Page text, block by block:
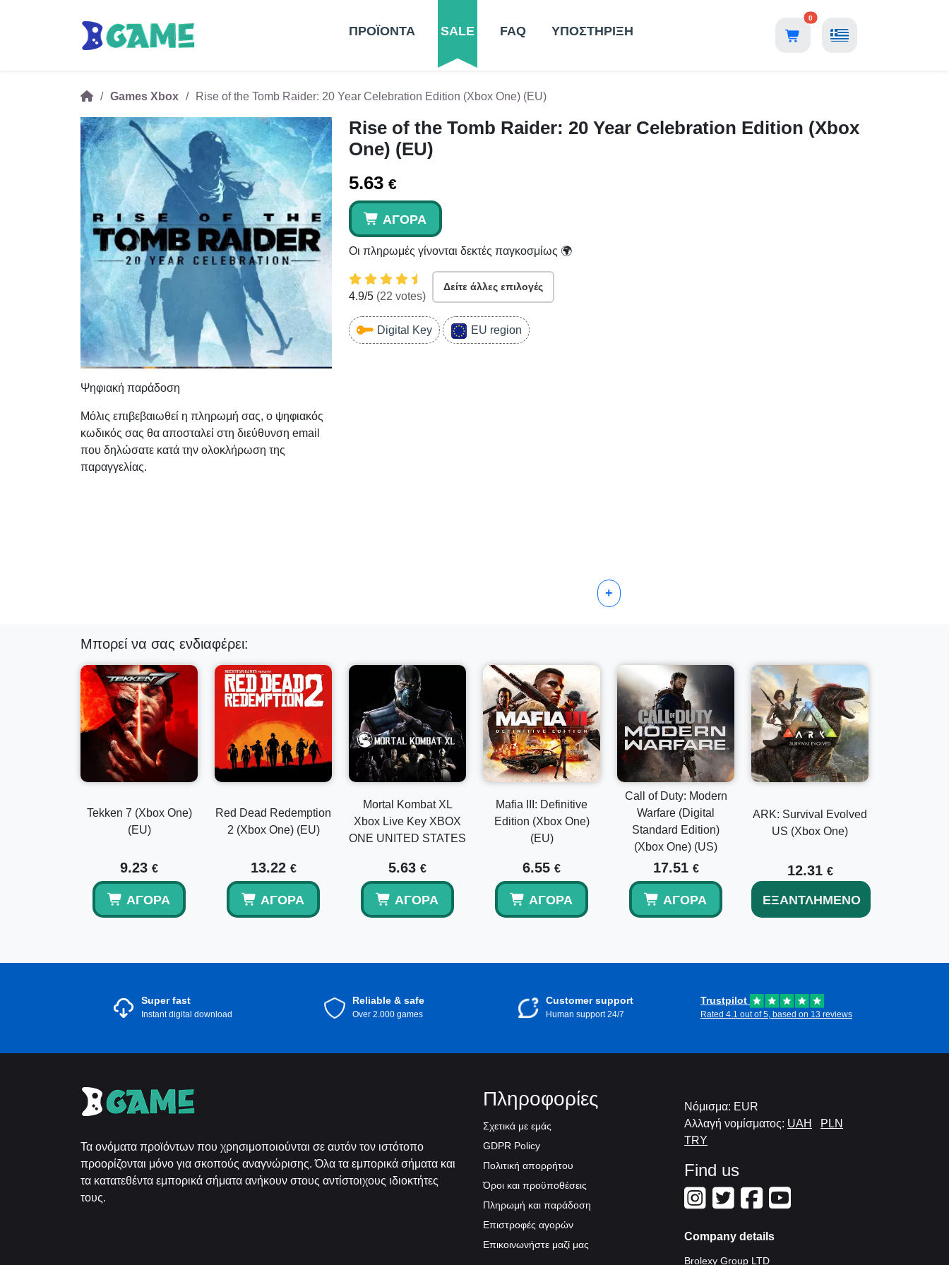
ΠΡΟΪΟΝΤΑ SALE FAQ ΥΠΟΣΤΗΡΙΞΗ
0
Games Xbox Rise of the Tomb Raider: 20 Year Celebration Edition (Xbox One) (EU)
Ψηφιακή παράδοση
Μόλις επιβεβαιωθεί η πληρωμή σας, ο ψηφιακός
κωδικός σας θα αποσταλεί στη διεύθυνση email
που δηλώσατε κατά την ολοκλήρωση της
παραγγελίας.
Rise of the Tomb Raider: 20 Year Celebration Edition (Xbox
One) (EU)
5.63 €
ΑΓΟΡΆ
Οι πληρωμές γίνονται δεκτές παγκοσμίως 🌍
4.9/5 (22 votes)
Δείτε άλλες επιλογές
Digital Key EU region
+
Μπορεί να σας ενδιαφέρει:
Tekken 7 (Xbox One)
(EU)
9.23 €
ΑΓΟΡΆ
Red Dead Redemption
2 (Xbox One) (EU)
13.22 €
ΑΓΟΡΆ
Mortal Kombat XL
Xbox Live Key XBOX
ONE UNITED STATES
5.63 €
ΑΓΟΡΆ
Mafia III: Definitive
Edition (Xbox One)
(EU)
6.55 €
ΑΓΟΡΆ
Call of Duty: Modern
Warfare (Digital
Standard Edition)
(Xbox One) (US)
17.51 €
ΑΓΟΡΆ
ARK: Survival Evolved
US (Xbox One)
12.31 €
ΕΞΑΝΤΛΗΜΈΝΟ
Super fast
Instant digital download
Reliable & safe
Over 2.000 games
Customer support
Human support 24/7
Trustpilot
Rated 4.1 out of 5, based on 13 reviews
Τα ονόματα προϊόντων που χρησιμοποιούνται σε αυτόν τον ιστότοπο
προορίζονται μόνο για σκοπούς αναγνώρισης. Όλα τα εμπορικά σήματα και
τα κατατεθέντα εμπορικά σήματα ανήκουν στους αντίστοιχους ιδιοκτήτες
τους.
Πληροφορίες
Σχετικά με εμάς
GDPR Policy
Πολιτική απορρήτου
Όροι και προϋποθέσεις
Πληρωμή και παράδοση
Επιστροφές αγορών
Επικοινωνήστε μαζί μας
Νόμισμα: EUR
Αλλαγή νομίσματος: UAH
PLN
TRY
Find us
Company details
Brolexy Group LTD